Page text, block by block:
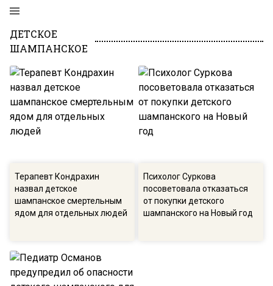
ДЕТСКОЕ
ШАМПАНСКОЕ
Терапевт Кондрахин
назвал детское
шампанское смертельным
ядом для отдельных людей
Психолог Суркова
посоветовала отказаться
от покупки детского
шампанского на Новый год